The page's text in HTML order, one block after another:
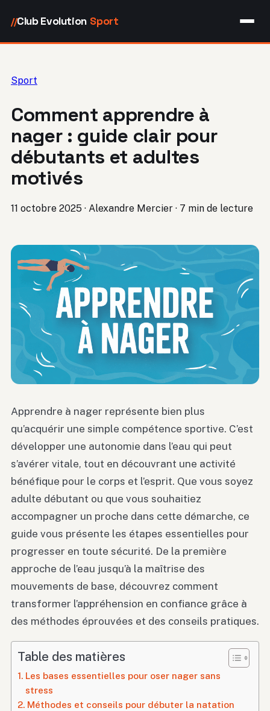
//Club Evolution Sport
Sport
Comment apprendre à
nager : guide clair pour
débutants et adultes
motivés
11 octobre 2025 · Alexandre Mercier · 7 min de lecture
Apprendre à nager représente bien plus
qu’acquérir une simple compétence sportive. C’est
développer une autonomie dans l’eau qui peut
s’avérer vitale, tout en découvrant une activité
bénéfique pour le corps et l’esprit. Que vous soyez
adulte débutant ou que vous souhaitiez
accompagner un proche dans cette démarche, ce
guide vous présente les étapes essentielles pour
progresser en toute sécurité. De la première
approche de l’eau jusqu’à la maîtrise des
mouvements de base, découvrez comment
transformer l’appréhension en confiance grâce à
des méthodes éprouvées et des conseils pratiques.
Table des matières
Les bases essentielles pour oser nager sans
stress
Méthodes et conseils pour débuter la natation